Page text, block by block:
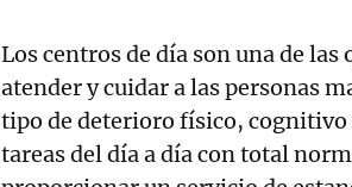
Los centros de día son una de
atender y cuidar a las personas
tipo de deterioro físico,
tareas del día a día con total